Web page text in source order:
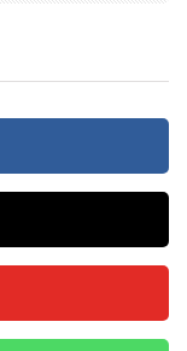
งเสริมแนวคิดริเริ่